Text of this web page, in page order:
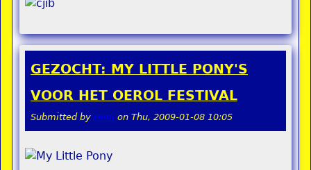
GEZOCHT: MY LITTLE PONY'S
VOOR HET OEROL FESTIVAL
Submitted by remi on Thu, 2009-01-08 10:05